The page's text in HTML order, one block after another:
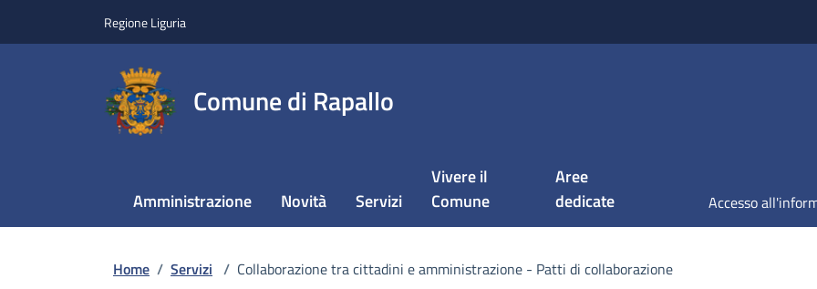
Regione Liguria
Comune di Rapallo
Amministrazione Novità Servizi
Vivere il
Comune
Aree
dedicate
Home / Servizi / Collaborazione tra cittadini e amministrazione - Patti di collaborazione